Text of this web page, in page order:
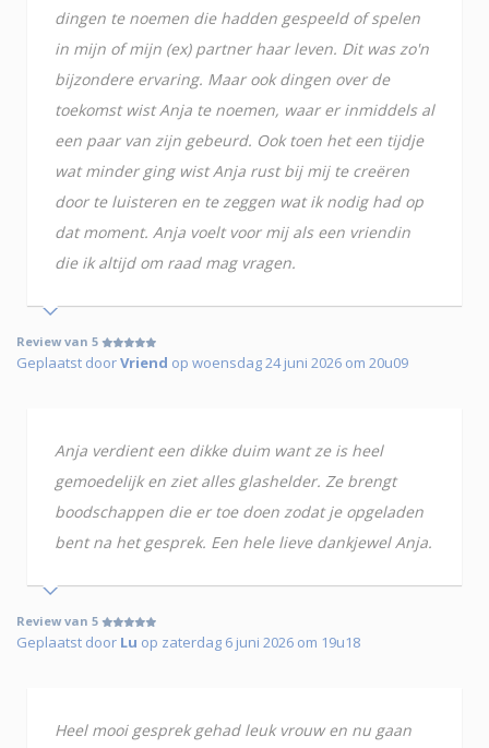
dingen te noemen die hadden gespeeld of spelen
in mijn of mijn (ex) partner haar leven. Dit was zo'n
bijzondere ervaring. Maar ook dingen over de
toekomst wist Anja te noemen, waar er inmiddels al
een paar van zijn gebeurd. Ook toen het een tijdje
wat minder ging wist Anja rust bij mij te creëren
door te luisteren en te zeggen wat ik nodig had op
dat moment. Anja voelt voor mij als een vriendin
die ik altijd om raad mag vragen.
Review van 5
Geplaatst doorVriend op woensdag 24 juni 2026 om 20u09
Anja verdient een dikke duim want ze is heel
gemoedelijk en ziet alles glashelder. Ze brengt
boodschappen die er toe doen zodat je opgeladen
bent na het gesprek. Een hele lieve dankjewel Anja.
Review van 5
Geplaatst door Lu op zaterdag 6 juni 2026 om 19u18
Heel mooi gesprek gehad leuk vrouw en nu gaan